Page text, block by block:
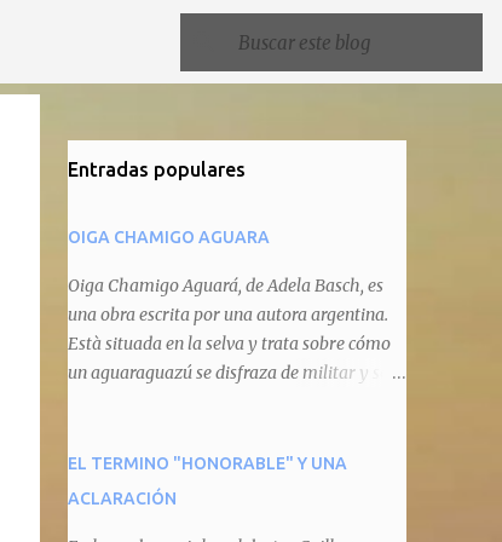
Entradas populares
OIGA CHAMIGO AGUARA
Oiga Chamigo Aguará, de Adela Basch, es
una obra escrita por una autora argentina.
Està situada en la selva y trata sobre cómo
un aguaraguazú se disfraza de militar y se
animal que pretenda circular por ahí. En
primera instancia aparece Teteu, el tero,
EL TERMINO "HONORABLE" Y UNA
ACLARACIÓN